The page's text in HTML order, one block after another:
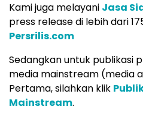
Kami juga melayani Jasa
press release di lebih dari
Persrilis.com
Sedangkan untuk publikasi
media mainstream (media
Pertama, silahkan klik
Mainstream.